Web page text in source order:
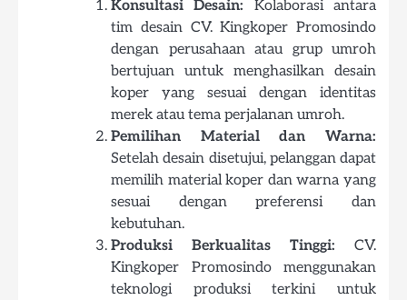
Konsultasi Desain: Kolaborasi antara
tim desain CV. Kingkoper Promosindo
dengan perusahaan atau grup umroh
bertujuan untuk menghasilkan desain
koper yang sesuai dengan identitas
merek atau tema perjalanan umroh.
Pemilihan Material dan Warna:
Setelah desain disetujui, pelanggan dapat
memilih material koper dan warna yang
sesuai dengan preferensi dan
kebutuhan.
Produksi Berkualitas Tinggi: CV.
Kingkoper Promosindo menggunakan
teknologi produksi terkini untuk